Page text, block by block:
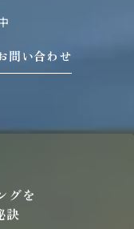
問い合わせ
グを
訣